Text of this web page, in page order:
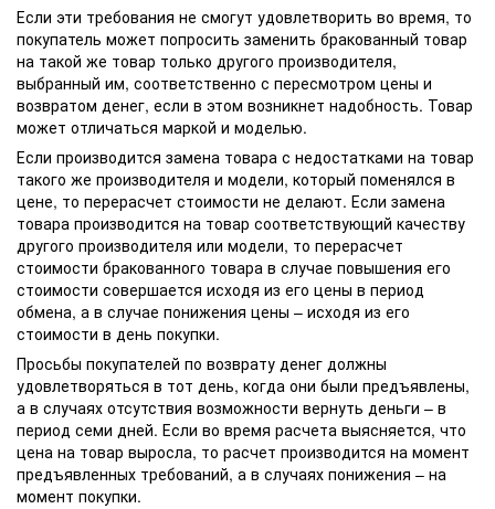
Если эти требования не смогут удовлетворить во время, то
покупатель может попросить заменить бракованный товар
на такой же товар только другого производителя,
выбранный им, соответственно с пересмотром цены и
возвратом денег, если в этом возникнет надобность. Товар
может отличаться маркой и моделью.
Если производится замена товара с недостатками на товар
такого же производителя и модели, который поменялся в
цене, то перерасчет стоимости не делают. Если замена
товара производится на товар соответствующий качеству
другого производителя или модели, то перерасчет
стоимости бракованного товара в случае повышения его
стоимости совершается исходя из его цены в период
обмена, а в случае понижения цены – исходя из его
стоимости в день покупки.
Просьбы покупателей по возврату денег должны
удовлетворяться в тот день, когда они были предъявлены,
а в случаях отсутствия возможности вернуть деньги – в
период семи дней. Если во время расчета выясняется, что
цена на товар выросла, то расчет производится на момент
предъявленных требований, а в случаях понижения – на
момент покупки.